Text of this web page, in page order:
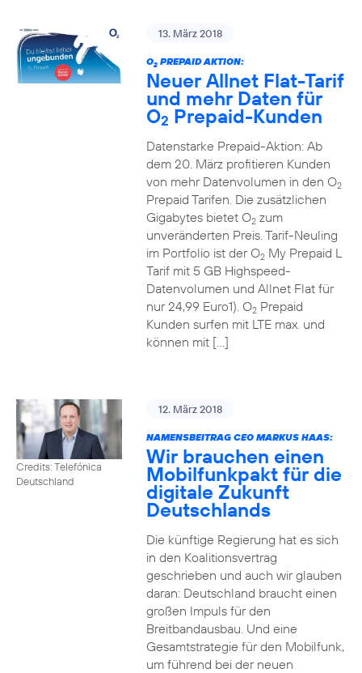
13. März 2018
O2PREPAID AKTION:
Neuer Allnet Flat-Tarif
und mehr Daten für
O2 Prepaid-Kunden
Datenstarke Prepaid-Aktion: Ab
dem 20. März profitieren Kunden
von mehr Datenvolumen in den O2
Prepaid Tarifen. Die zusätzlichen
Gigabytes bietet O2zum
unveränderten Preis. Tarif-Neuling
im Portfolio ist der O2My Prepaid L
Tarif mit 5 GB Highspeed-
Datenvolumen und Allnet Flat für
nur 24,99 Euro1). O2Prepaid
Kunden surfen mit LTE max. und
können mit […]
Credits: Telefónica
Deutschland
12. März 2018
NAMENSBEITRAG CEO MARKUS HAAS:
Wir brauchen einen
Mobilfunkpakt für die
digitale Zukunft
Deutschlands
Die künftige Regierung hat es sich
in den Koalitionsvertrag
geschrieben und auch wir glauben
daran: Deutschland braucht einen
großen Impuls für den
Breitbandausbau. Und eine
Gesamtstrategie für den Mobilfunk,
um führend bei der neuen